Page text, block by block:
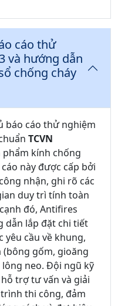
cáo thử
và hướng dẫn
chống cháy
báo cáo thử nghiệm
TCVN
phẩm kính chống
này được cấp bởi
nhận, ghi rõ các
duy trì tính toàn
đó, Antifires
dẫn lắp đặt chi tiết
yêu cầu về khung,
(bông gốm, gioăng
neo. Đội ngũ kỹ
trợ tư vấn và giải
thi công, đảm